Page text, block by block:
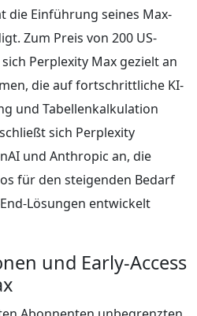
die Einführung seines Max-
Zum Preis von 200 US-
Perplexity Max gezielt an
die auf fortschrittliche KI-
und Tabellenkalkulation
sich Perplexity
und Anthropic an, die
für den steigenden Bedarf
Lösungen entwickelt
und Early-Access